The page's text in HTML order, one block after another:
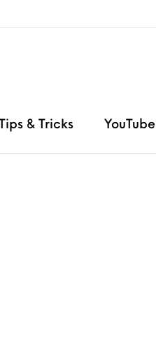
Tips & Tricks YouTube